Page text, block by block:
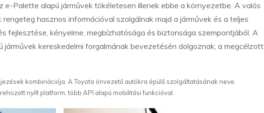
e-Palette alapú járművek tökéletesen illenek ebbe a környezetbe. A valós
hasznos információval szolgálnak majd a járművek és a teljes
fejlesztése, kényelme, megbízhatósága és biztonsága szempontjából. A
kereskedelmi forgalmának bevezetésén dolgoznak; a megcélzott
kombinációja. A Toyota önvezető autókra épülő szolgáltatásának neve.
nyílt platform, több API alapú mobilitási funkcióval.